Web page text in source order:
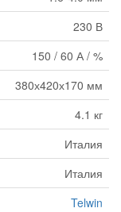
230 В
150 / 60 А / %
380х420х170 мм
4.1 кг
Италия
Италия
Telwin